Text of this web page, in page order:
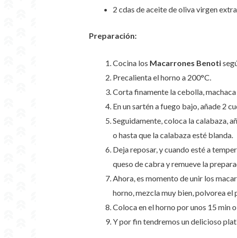
2 cdas de aceite de oliva virgen extra
Preparación:
Cocina los Macarrones Benoti
Precalienta el horno a 200°C.
Corta finamente la cebolla,
En un sartén a fuego bajo, añade 2
Seguidamente, coloca la calabaza,
o hasta que la calabaza esté blanda.
Deja reposar, y cuando esté a
queso de cabra y remueve la
Ahora, es momento de unir los
horno, mezcla muy bien, polvorea
Coloca en el horno por unos 15 min
Y por fin tendremos un delicioso